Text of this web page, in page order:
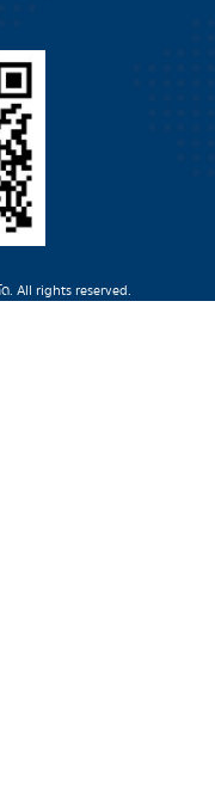
. All rights reserved.